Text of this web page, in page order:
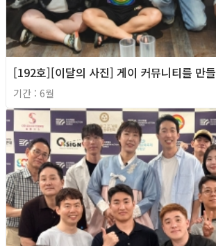
[192호][이달의 사진] 게이 커뮤니티를 만
기간 : 6월